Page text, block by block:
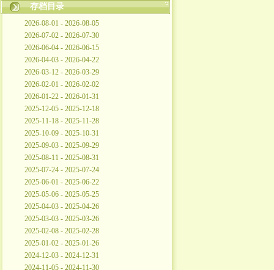
存档目录
2026-08-01 - 2026-08-05
2026-07-02 - 2026-07-30
2026-06-04 - 2026-06-15
2026-04-03 - 2026-04-22
2026-03-12 - 2026-03-29
2026-02-01 - 2026-02-02
2026-01-22 - 2026-01-31
2025-12-05 - 2025-12-18
2025-11-18 - 2025-11-28
2025-10-09 - 2025-10-31
2025-09-03 - 2025-09-29
2025-08-11 - 2025-08-31
2025-07-24 - 2025-07-24
2025-06-01 - 2025-06-22
2025-05-06 - 2025-05-25
2025-04-03 - 2025-04-26
2025-03-03 - 2025-03-26
2025-02-08 - 2025-02-28
2025-01-02 - 2025-01-26
2024-12-03 - 2024-12-31
2024-11-05 - 2024-11-30